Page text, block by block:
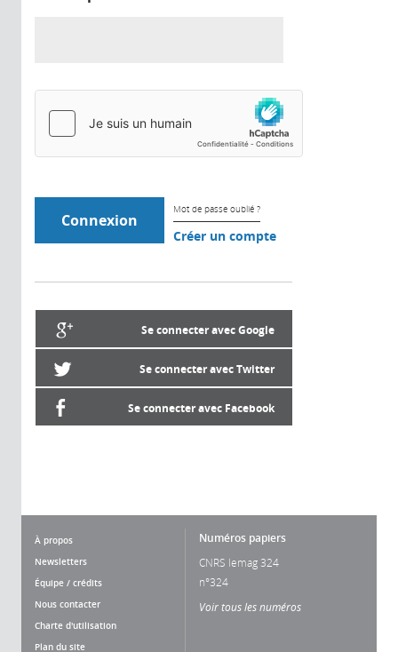
Mot de passe oublié ?
Créer un compte
Se connecter avec Google
Se connecter avec Twitter
Se connecter avec Facebook
À propos
Newsletters
Équipe / crédits
Nous contacter
Charte d'utilisation
Plan du site
Numéros papiers
CNRS lemag 324
n°324
Voir tous les numéros